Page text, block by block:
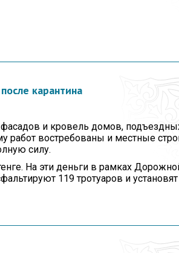
карантина
и кровель домов,
работ востребованы и местные
силу.
На эти деньги в рамках
119 тротуаров и